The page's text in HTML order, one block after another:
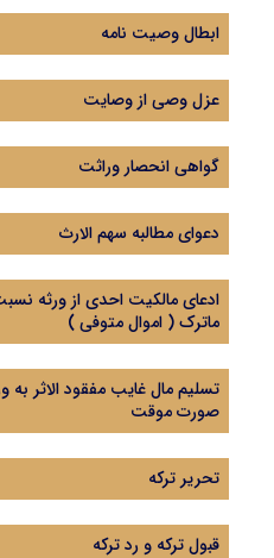
ابطال وصیت نامه
عزل وصی از وصایت
گواهی انحصار وراثت
دعوای مطالبه سهم الارث
ادعای مالکیت احدی از ورثه
ماترک ( اموال متوفی )
تسلیم مال غایب مفقود الاثر به
صورت موقت
تحریر ترکه
قبول ترکه و رد ترکه